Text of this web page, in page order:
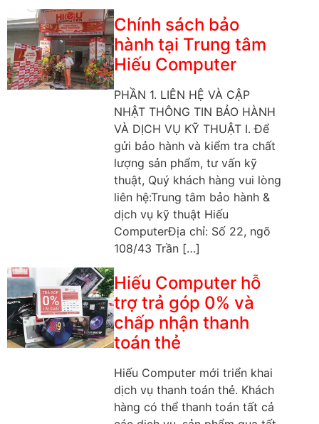
Chính sách bảo
hành tại Trung tâm
Hiếu Computer
PHẦN 1. LIÊN HỆ VÀ CẬP
NHẬT THÔNG TIN BẢO HÀNH
VÀ DỊCH VỤ KỸ THUẬT I. Để
gửi bảo hành và kiểm tra chất
lượng sản phẩm, tư vấn kỹ
thuật, Quý khách hàng vui lòng
liên hệ:Trung tâm bảo hành &
dịch vụ kỹ thuật Hiếu
ComputerĐịa chỉ: Số 22, ngõ
108/43 Trần […]
Hiếu Computer hỗ
trợ trả góp 0% và
chấp nhận thanh
toán thẻ
Hiếu Computer mới triển khai
dịch vụ thanh toán thẻ. Khách
hàng có thể thanh toán tất cả